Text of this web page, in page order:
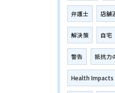
弁護士 店舗
解決策 自宅
警告 抵抗力
Health Impacts